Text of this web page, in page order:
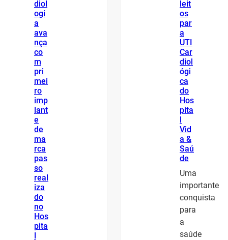
diol
ogi
a
ava
nça
co
m
pri
mei
ro
imp
lant
e
de
ma
rca
pas
so
real
iza
do
no
Hos
pita
leit
os
par
a
UTI
Car
diol
ógi
ca
do
Hos
pita
Vid
a &
Saú
de
Uma
importante
conquista
para
a
saúde